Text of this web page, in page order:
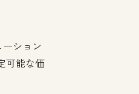
ション
可能な価